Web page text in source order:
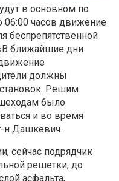
в основном по
06:00 часов движение
беспрепятственной
В ближайшие дни
должны
Решим
было
и во время
н Дашкевич.
сейчас подрядчик
решетки, до
асфальта,